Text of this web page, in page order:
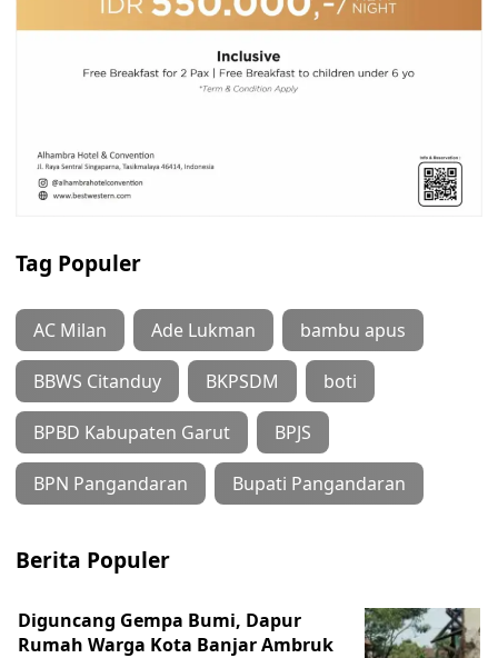
Tag Populer
AC Milan Ade Lukman bambu apus
BBWS Citanduy BKPSDM boti
BPBD Kabupaten Garut BPJS
BPN Pangandaran Bupati Pangandaran
Berita Populer
Diguncang Gempa Bumi, Dapur
Rumah Warga Kota Banjar Ambruk